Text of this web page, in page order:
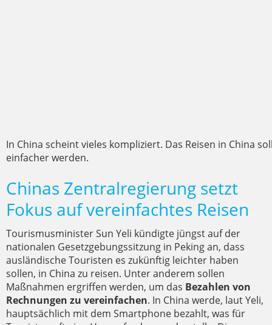
In China scheint vieles kompliziert. Das Reisen in China
einfacher werden.
Chinas Zentralregierung setzt
Fokus auf vereinfachtes Reisen
Tourismusminister Sun Yeli kündigte jüngst auf der
nationalen Gesetzgebungssitzung in Peking an, dass
ausländische Touristen es zukünftig leichter haben
sollen, in China zu reisen. Unter anderem sollen
Maßnahmen ergriffen werden, um das Bezahlen von
Rechnungen zu vereinfachen. In China werde, laut Yeli,
hauptsächlich mit dem Smartphone bezahlt, was für